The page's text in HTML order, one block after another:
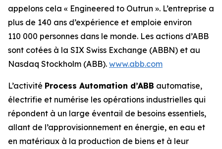
appelons cela « Engineered to Outrun ». L’entreprise a
plus de 140 ans d’expérience et emploie environ
110 000 personnes dans le monde. Les actions d’ABB
sont cotées à la SIX Swiss Exchange (ABBN) et au
Nasdaq Stockholm (ABB). www.abb.com
L’activité Process Automation d’ABB automatise,
électrifie et numérise les opérations industrielles qui
répondent à un large éventail de besoins essentiels,
allant de l’approvisionnement en énergie, en eau et
en matériaux à la production de biens et à leur